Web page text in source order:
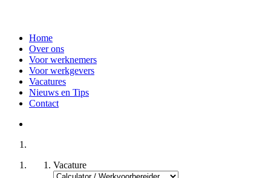
Home
Over ons
Voor werknemers
Voor werkgevers
Vacatures
Nieuws en Tips
Contact
Vacature